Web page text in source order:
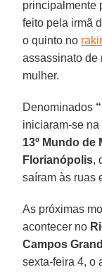
principalmente
feito pela irmã
o quinto no
assassinato de
mulher.
Denominados
iniciaram-se
13º Mundo de
Florianópolis,
saíram às ruas
As próximas
acontecer no
Campos
sexta-feira 4, o